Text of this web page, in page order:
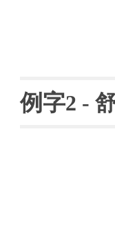
例字2 -